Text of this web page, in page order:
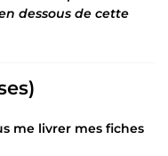
dessous de cette
me livrer mes fiches